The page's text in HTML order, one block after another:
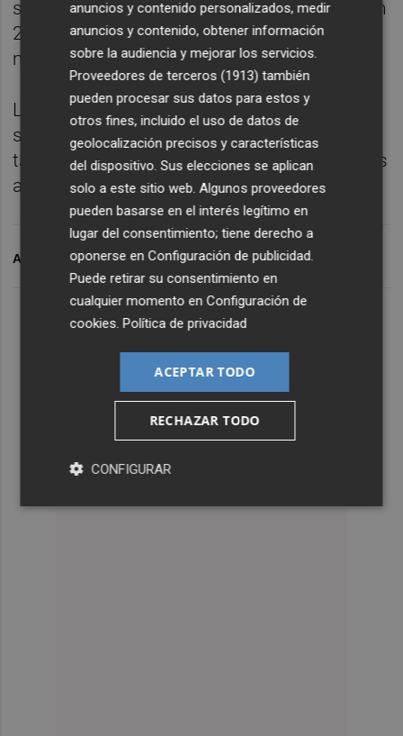
sobre el Ibex 35 cayó un 3,3% interanual, con
2.947 contratos en el periodo, y 38.431
millones de euros.
La contratación acumulada de opciones
sobre el Ibex 35 se incrementó un 32,3% en
tasa interanual, mientras que sobre acciones
aumentó un 1,8%.
ARCHIVADO EN BOLSA BME
anuncios y contenido personalizados, medir
anuncios y contenido, obtener información
sobre la audiencia y mejorar los servicios.
Proveedores de terceros (1913) también
pueden procesar sus datos para estos y
otros fines, incluido el uso de datos de
geolocalización precisos y características
del dispositivo. Sus elecciones se aplican
solo a este sitio web. Algunos proveedores
pueden basarse en el interés legítimo en
lugar del consentimiento; tiene derecho a
oponerse enConfiguración de publicidad.
Puede retirar su consentimiento en
cualquier momento enConfiguración de
cookies.Política de privacidad
ACEPTAR TODO
RECHAZAR TODO
CONFIGURAR